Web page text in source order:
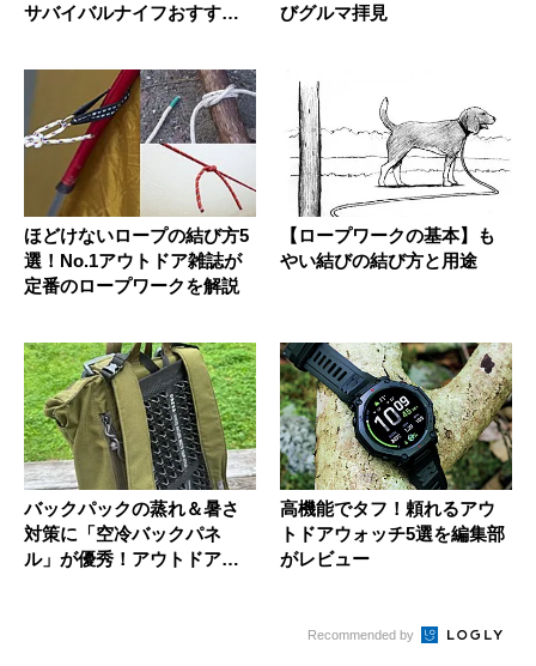
サバイバルナイフおすすめ7
びグルマ拝見
ほどけないロープの結び方5
選！No.1アウトドア雑誌が
定番のロープワークを解説
【ロープワークの基本】も
やい結びの結び方と用途
バックパックの蒸れ＆暑さ
対策に「空冷バックパネ
ル」が優秀！アウトドアラ
高機能でタフ！頼れるアウ
トドアウォッチ5選を編集部
がレビュー
Recommended by